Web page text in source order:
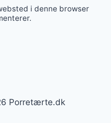
i denne browser
Porretærte.dk